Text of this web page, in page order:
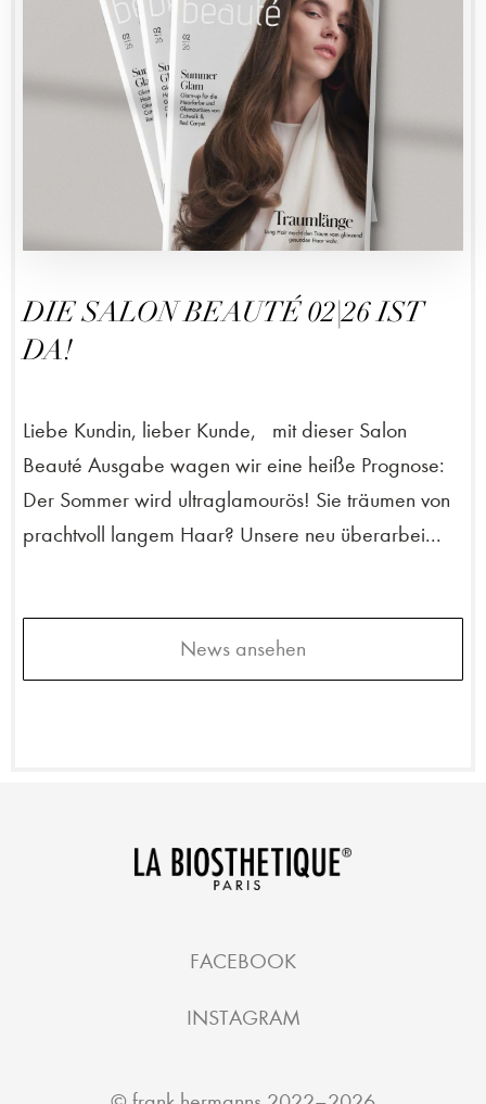
DIE SALON BEAUTÉ 02|26 IST
DA!
Liebe Kundin, lieber Kunde, mit dieser Salon
Beauté Ausgabe wagen wir eine heiße Prognose:
Der Sommer wird ultraglamourös! Sie träumen von
prachtvoll langem Haar? Unsere neu überarbei...
News ansehen
FACEBOOK
INSTAGRAM